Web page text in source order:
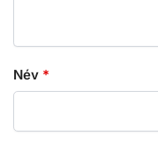
Név *